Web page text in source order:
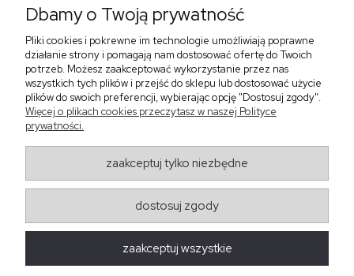
Sukienka z falbaną i
bufiastym rękawem w
405,30 zł
Sukienka z dekoltem w
299,00 zł
‹
Regulaminy
Obsługa zamówień
Dbamy o Twoją prywatność
Pliki cookies i pokrewne im technologie umożliwiają poprawne
działanie strony i pomagają nam dostosować ofertę do Twoich
potrzeb. Możesz zaakceptować wykorzystanie przez nas
wszystkich tych plików i przejść do sklepu lub dostosować użycie
plików do swoich preferencji, wybierając opcję "Dostosuj zgody".
Więcej o plikach cookies przeczytasz w naszej Polityce
prywatności.
zaakceptuj tylko niezbędne
dostosuj zgody
zaakceptuj wszystkie